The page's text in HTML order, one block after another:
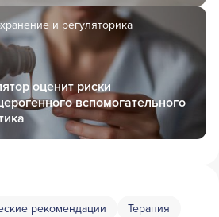
и регуляторика
оценит риски
вспомогательного
рекомендации
Терапия